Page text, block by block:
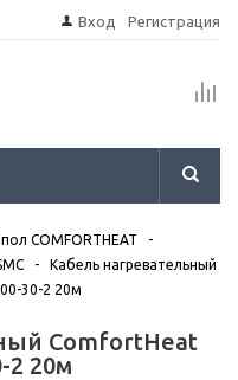
Вход Регистрация
COMFORTHEAT
-
-
Кабель нагревательный
30-2 20м
ComfortHeat
2 20м